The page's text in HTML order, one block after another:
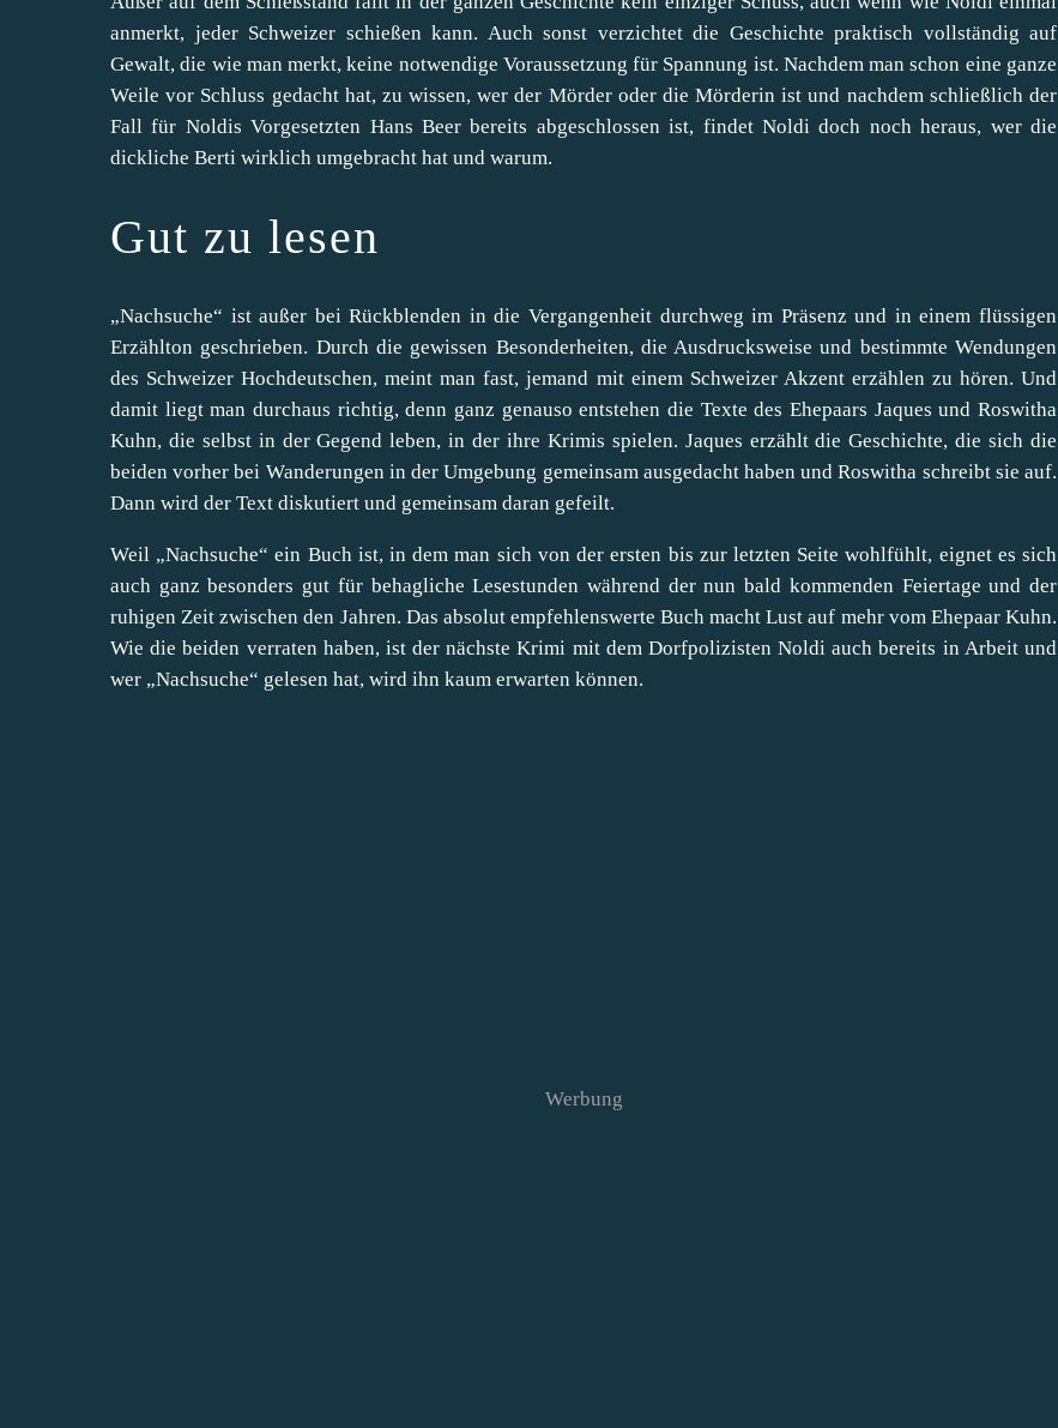
anmerkt, jeder Schweizer schießen kann. Auch sonst verzichtet die Geschichte praktisch vollständig auf
Gewalt, die wie man merkt, keine notwendige Voraussetzung für Spannung ist. Nachdem man schon eine ganze
Weile vor Schluss gedacht hat, zu wissen, wer der Mörder oder die Mörderin ist und nachdem schließlich der
Fall für Noldis Vorgesetzten Hans Beer bereits abgeschlossen ist, findet Noldi doch noch heraus, wer die
dickliche Berti wirklich umgebracht hat und warum.
Gut zu lesen
„Nachsuche“ ist außer bei Rückblenden in die Vergangenheit durchweg im Präsenz und in einem flüssigen
Erzählton geschrieben. Durch die gewissen Besonderheiten, die Ausdrucksweise und bestimmte Wendungen
des Schweizer Hochdeutschen, meint man fast, jemand mit einem Schweizer Akzent erzählen zu hören. Und
damit liegt man durchaus richtig, denn ganz genauso entstehen die Texte des Ehepaars Jaques und Roswitha
Kuhn, die selbst in der Gegend leben, in der ihre Krimis spielen. Jaques erzählt die Geschichte, die sich die
beiden vorher bei Wanderungen in der Umgebung gemeinsam ausgedacht haben und Roswitha schreibt sie auf.
Dann wird der Text diskutiert und gemeinsam daran gefeilt.
Weil „Nachsuche“ ein Buch ist, in dem man sich von der ersten bis zur letzten Seite wohlfühlt, eignet es sich
auch ganz besonders gut für behagliche Lesestunden während der nun bald kommenden Feiertage und der
ruhigen Zeit zwischen den Jahren. Das absolut empfehlenswerte Buch macht Lust auf mehr vom Ehepaar Kuhn.
Wie die beiden verraten haben, ist der nächste Krimi mit dem Dorfpolizisten Noldi auch bereits in Arbeit und
wer „Nachsuche“ gelesen hat, wird ihn kaum erwarten können.
Werbung